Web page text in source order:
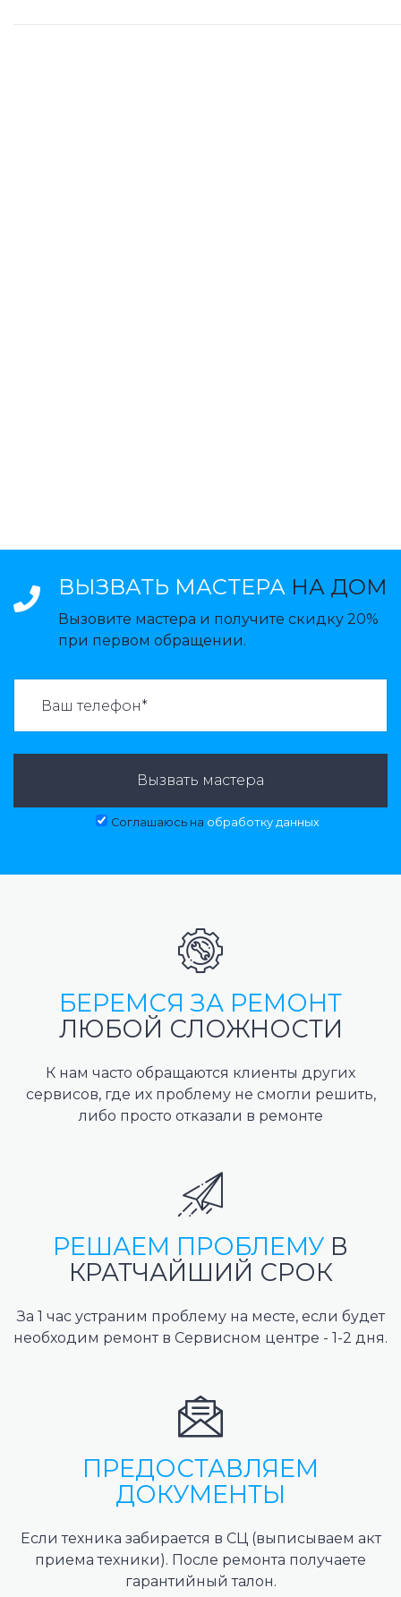
ВЫЗВАТЬ МАСТЕРА НА ДОМ
Вызовите мастера и получите скидку 20%
при первом обращении.
Вызвать мастера
Соглашаюсь на обработку данных
БЕРЕМСЯ ЗА РЕМОНТ
ЛЮБОЙ СЛОЖНОСТИ
К нам часто обращаются клиенты других
сервисов, где их проблему не смогли решить,
либо просто отказали в ремонте
РЕШАЕМ ПРОБЛЕМУ В
КРАТЧАЙШИЙ СРОК
За 1 час устраним проблему на месте, если будет
необходим ремонт в Сервисном центре - 1-2 дня.
ПРЕДОСТАВЛЯЕМ
ДОКУМЕНТЫ
Если техника забирается в СЦ (выписываем акт
приема техники). После ремонта получаете
гарантийный талон.